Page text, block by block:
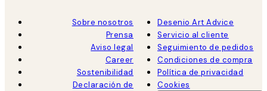
Sobre nosotros
Prensa
Aviso legal
Career
Sostenibilidad
Declaración de
Desenio Art Advice
Servicio al cliente
Seguimiento de pedidos
Condiciones de compra
Política de privacidad
Cookies